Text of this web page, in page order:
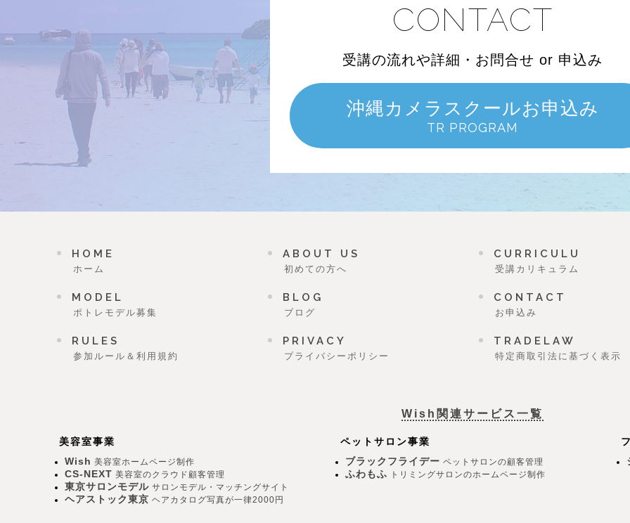
CONTACT
受講の流れや詳細・お問合せ or 申込み
沖縄カメラスクールお申込み
TR PROGRAM
HOME
ホーム
ABOUT US
初めての方へ
CURRICULU
受講カリキュラム
MODEL
ポトレモデル募集
BLOG
ブログ
CONTACT
お申込み
RULES
参加ルール＆利用規約
PRIVACY
プライバシーポリシー
TRADELAW
特定商取引法に基づく表示
Wish関連サービス一覧
美容室事業
Wish 美容室ホームページ制作
CS-NEXT 美容室のクラウド顧客管理
東京サロンモデルサロンモデル・マッチングサイト
ヘアストック東京 ヘアカタログ写真が一律2000円
ペットサロン事業
ブラックフライデー ペットサロンの顧客管理
ふわもふ トリミングサロンのホームページ制作